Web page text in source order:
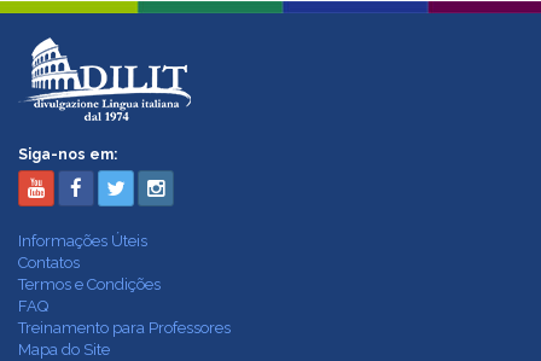
Siga-nos em:
Informações Úteis
Contatos
Termos e Condições
FAQ
Treinamento para Professores
Mapa do Site